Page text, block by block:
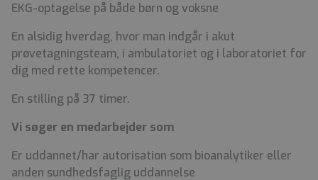
EKG-optagelse på både børn og voksne
En alsidig hverdag, hvor man indgår i akut
prøvetagningsteam, i ambulatoriet og i laboratoriet for
dig med rette kompetencer.
En stilling på 37 timer.
Vi søger en medarbejder som
Er uddannet/har autorisation som bioanalytiker eller
anden sundhedsfaglig uddannelse